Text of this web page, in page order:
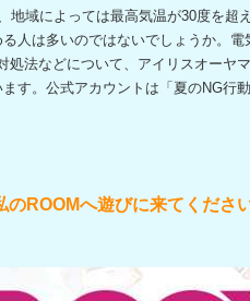
地域によっては最高気温が30度を超
人は多いのではないでしょうか。
処法などについて、アイリスオーヤ
す。公式アカウントは「夏のNG行
のROOMへ遊びに来てくださ